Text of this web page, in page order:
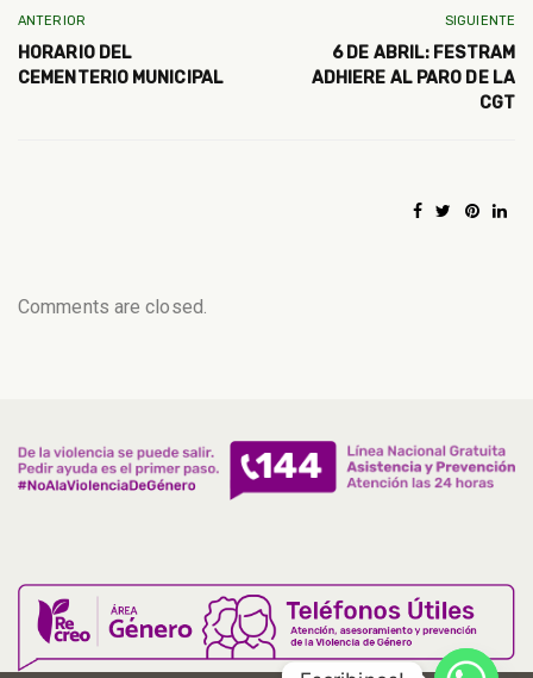
ANTERIOR
HORARIO DEL
CEMENTERIO MUNICIPAL
SIGUIENTE
6 DE ABRIL: FESTRAM
ADHIERE AL PARO DE LA
CGT
Comments are closed.